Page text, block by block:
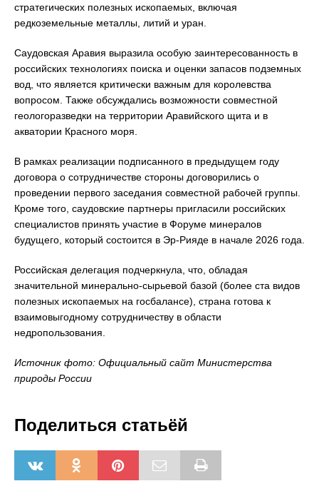
стратегических полезных ископаемых, включая
редкоземельные металлы, литий и уран.
Саудовская Аравия выразила особую заинтересованность в
российских технологиях поиска и оценки запасов подземных
вод, что является критически важным для королевства
вопросом. Также обсуждались возможности совместной
геологоразведки на территории Аравийского щита и в
акватории Красного моря.
В рамках реализации подписанного в предыдущем году
договора о сотрудничестве стороны договорились о
проведении первого заседания совместной рабочей группы.
Кроме того, саудовские партнеры пригласили российских
специалистов принять участие в Форуме минералов
будущего, который состоится в Эр-Рияде в начале 2026 года.
Российская делегация подчеркнула, что, обладая
значительной минерально-сырьевой базой (более ста видов
полезных ископаемых на госбалансе), страна готова к
взаимовыгодному сотрудничеству в области
недропользования.
Источник фото: Официальный сайт Министерства
природы России
Поделиться статьёй